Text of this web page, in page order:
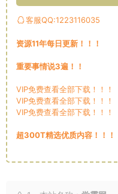
客服QQ:1223116035
资源11年每日更新！！！
重要事情说3遍！！
VIP免费查看全部下载！！！
VIP免费查看全部下载！！！
VIP免费查看全部下载！！！
超300T精选优质内容！！！